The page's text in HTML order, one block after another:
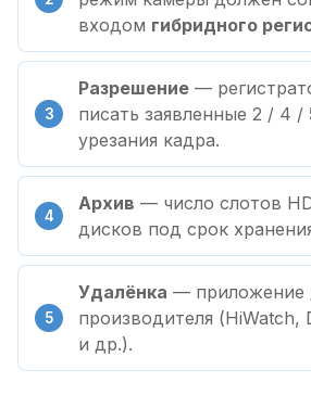
входом гибридного
Разрешение —
писать заявленные 2 / 4
урезания кадра.
Архив — число слотов
дисков под срок
Удалёнка — приложение
производителя (HiWatch,
и др.).